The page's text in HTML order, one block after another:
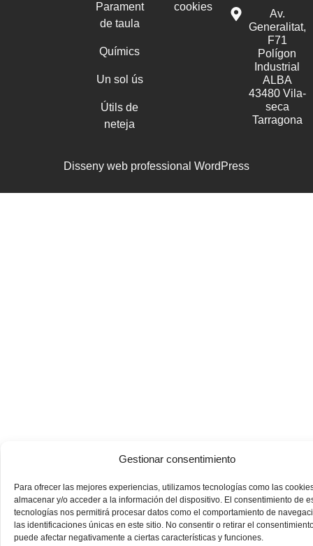
Gestionar consentimiento
Para ofrecer las mejores experiencias, utilizamos tecnologías como las
almacenar y/o acceder a la información del dispositivo. El consentimiento de
tecnologías nos permitirá procesar datos como el comportamiento de
las identificaciones únicas en este sitio. No consentir o retirar el
puede afectar negativamente a ciertas características y funciones.
Parament
de taula
Químics
Un sol ús
Útils de
neteja
cookies
Av.
Generalitat,
F71
Polígon
Industrial
ALBA
43480 Vila-
seca
Tarragona
Disseny web professional WordPress